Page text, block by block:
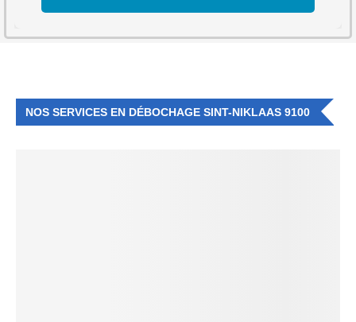
NOS SERVICES EN DÉBOCHAGE SINT-NIKLAAS 9100